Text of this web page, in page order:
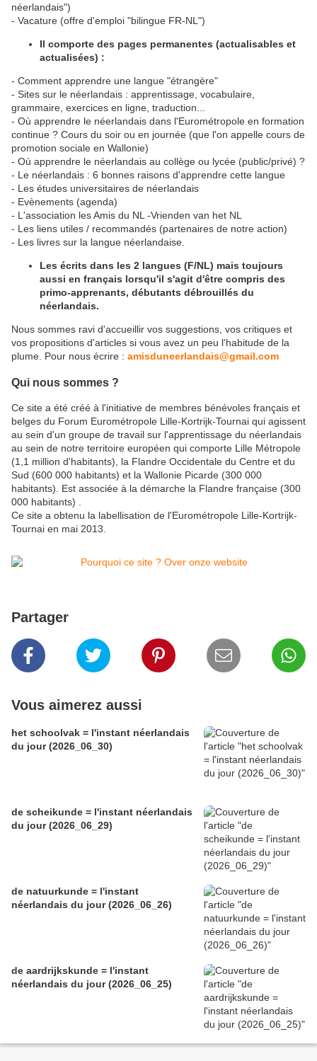
néerlandais")
- Vacature (offre d'emploi "bilingue FR-NL")
Il comporte des pages permanentes (actualisables et
actualisées) :
- Comment apprendre une langue "étrangère"
- Sites sur le néerlandais : apprentissage, vocabulaire,
grammaire, exercices en ligne, traduction...
- Où apprendre le néerlandais dans l'Eurométropole en formation
continue ? Cours du soir ou en journée (que l'on appelle cours de
promotion sociale en Wallonie)
- Où apprendre le néerlandais au collège ou lycée (public/privé) ?
- Le néerlandais : 6 bonnes raisons d'apprendre cette langue
- Les études universitaires de néerlandais
- Evènements (agenda)
- L'association les Amis du NL -Vrienden van het NL
- Les liens utiles / recommandés (partenaires de notre action)
- Les livres sur la langue néerlandaise.
Les écrits dans les 2 langues (F/NL) mais toujours
aussi en français lorsqu'il s'agit d'être compris des
primo-apprenants, débutants débrouillés du
néerlandais.
Nous sommes ravi d'accueillir vos suggestions, vos critiques et
vos propositions d'articles si vous avez un peu l'habitude de la
plume. Pour nous écrire : amisduneerlandais@gmail.com
Qui nous sommes ?
Ce site a été créé à l'initiative de membres bénévoles français et
belges du Forum Eurométropole Lille-Kortrijk-Tournai qui agissent
au sein d'un groupe de travail sur l'apprentissage du néerlandais
au sein de notre territoire européen qui comporte Lille Métropole
(1,1 million d'habitants), la Flandre Occidentale du Centre et du
Sud (600 000 habitants) et la Wallonie Picarde (300 000
habitants). Est associée à la démarche la Flandre française (300
000 habitants) .
Ce site a obtenu la labellisation de l'Eurométropole Lille-Kortrijk-
Tournai en mai 2013.
Partager
Vous aimerez aussi
het schoolvak = l'instant néerlandais
du jour (2026_06_30)
de scheikunde = l'instant néerlandais
du jour (2026_06_29)
de natuurkunde = l'instant
néerlandais du jour (2026_06_26)
de aardrijkskunde = l'instant
néerlandais du jour (2026_06_25)